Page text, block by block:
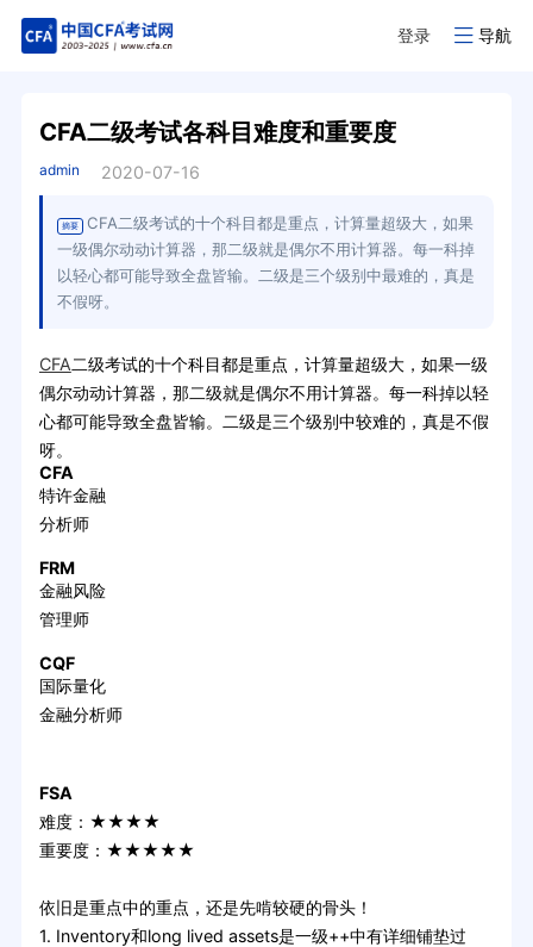
登录 导航
CFA二级考试各科目难度和重要度
admin 2020-07-16
摘要
CFA二级考试的十个科目都是重点，计算量超级大，如果
一级偶尔动动计算器，那二级就是偶尔不用计算器。每一科掉
以轻心都可能导致全盘皆输。二级是三个级别中最难的，真是
不假呀。
CFA二级考试的十个科目都是重点，计算量超级大，如果一级
偶尔动动计算器，那二级就是偶尔不用计算器。每一科掉以轻
心都可能导致全盘皆输。二级是三个级别中较难的，真是不假
呀。
CFA
特许金融
分析师
FRM
金融风险
管理师
CQF
国际量化
金融分析师
FSA
难度：★★★★
重要度：★★★★★
依旧是重点中的重点，还是先啃较硬的骨头！
1. Inventory和long lived assets是一级++中有详细铺垫过